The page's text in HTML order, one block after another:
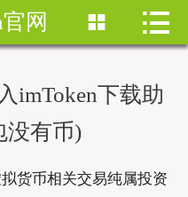
首页
网  
imToken下载助
没有币)
货币相关交易纯属投资